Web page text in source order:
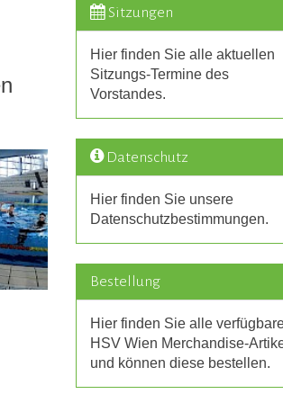
Sitzungen
Hier finden Sie alle aktuellen
Sitzungs-Termine des
Vorstandes.
Datenschutz
Hier finden Sie unsere
Datenschutzbestimmungen.
Bestellung
Hier finden Sie alle
HSV Wien Merchandise-
und können diese bestellen.